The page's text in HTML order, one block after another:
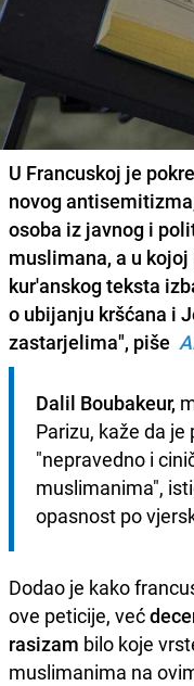
U Francuskoj je
novog
osoba iz javnog i
muslimana, a u
kur'anskog teksta
o ubijanju kršćana i
zastarjelima", piše
Dalil Boubakeur,
Parizu, kaže da
"nepravedno i
muslimanima",
opasnost po
Dodao je kako
ove peticije, već
rasizam bilo koje
muslimanima na